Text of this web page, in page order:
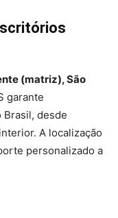
(matriz), São
garante
Brasil, desde
A localização
personalizado a